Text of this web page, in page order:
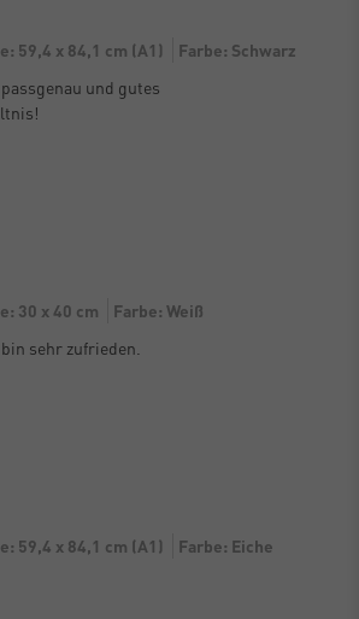
59,4 x 84,1 cm (A1)
Farbe: Schwarz
und gutes
30 x 40 cm
Farbe: Weiß
sehr zufrieden.
59,4 x 84,1 cm (A1) Farbe: Eiche